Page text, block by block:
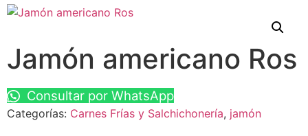
Jamón americano Ros
Consultar por WhatsApp
Categorías: Carnes Frías y Salchichonería, jamón